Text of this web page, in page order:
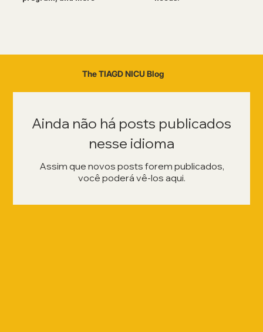
The TIAGD NICU Blog
Ainda não há posts publicados
nesse idioma
Assim que novos posts forem publicados,
você poderá vê-los aqui.